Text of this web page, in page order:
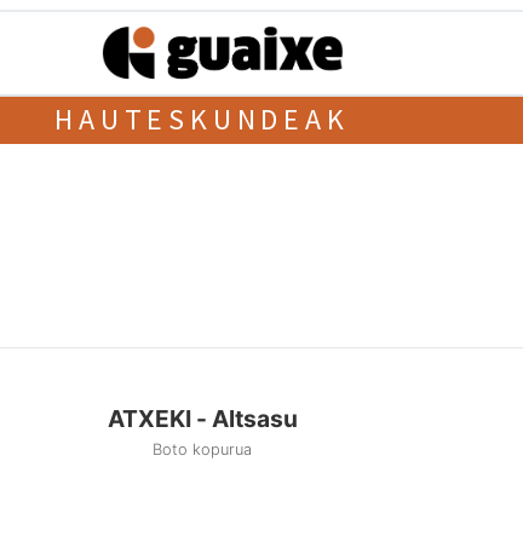
HAUTESKUNDEAK
ATXEKI - Altsasu
Boto kopurua